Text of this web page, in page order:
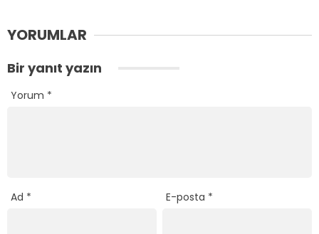
YORUMLAR
Bir yanıt yazın
Yorum *
Ad * E-posta *